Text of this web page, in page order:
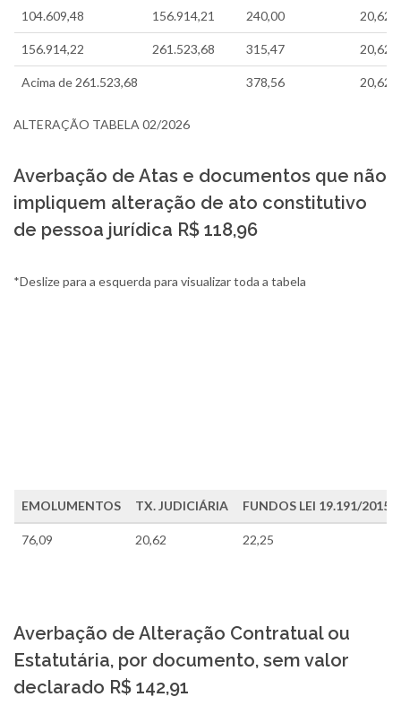
104.609,48 156.914,21 240,00 20,62
156.914,22 261.523,68 315,47 20,62
Acima de 261.523,68 378,56 20,62
ALTERAÇÃO TABELA 02/2026
Averbação de Atas e documentos que não
impliquem alteração de ato constitutivo
de pessoa jurídica R$ 118,96
*Deslize para a esquerda para visualizar toda a tabela
EMOLUMENTOS TX. JUDICIÁRIA FUNDOS LEI 19.191/2015
76,09 20,62 22,25
Averbação de Alteração Contratual ou
Estatutária, por documento, sem valor
declarado R$ 142,91